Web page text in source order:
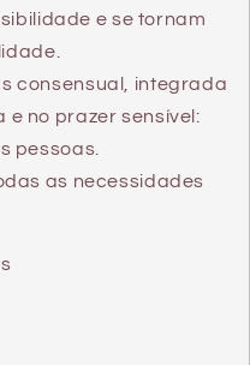
e se tornam
consensual, integrada
no prazer sensível:
pessoas.
as necessidades